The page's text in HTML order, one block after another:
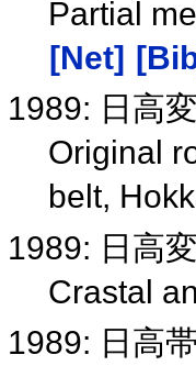
Partial
[Net]
1989: 日高
Original
belt,
1989: 日高
Crastal
1989: 日高